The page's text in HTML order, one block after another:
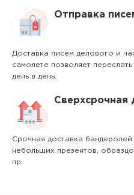
Отправка
Доставка писем делового и
самолете позволяет
день в день.
Сверхсрочная
Срочная доставка бандеролей
небольших презентов,
пр.